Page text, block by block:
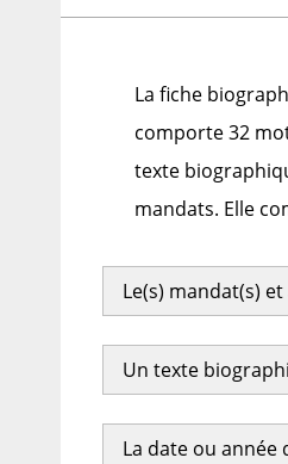
La fiche
comporte 32
texte
mandats. Elle
Le(s) mandat(s)
Un texte
La date ou année